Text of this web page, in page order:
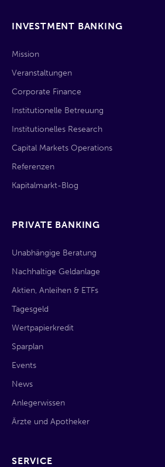
INVESTMENT BANKING
Mission
Veranstaltungen
Corporate Finance
Institutionelle Betreuung
Institutionelles Research
Capital Markets Operations
Referenzen
Kapitalmarkt-Blog
PRIVATE BANKING
Unabhängige Beratung
Nachhaltige Geldanlage
Aktien, Anleihen & ETFs
Tagesgeld
Wertpapierkredit
Sparplan
Events
News
Anlegerwissen
Ärzte und Apotheker
SERVICE